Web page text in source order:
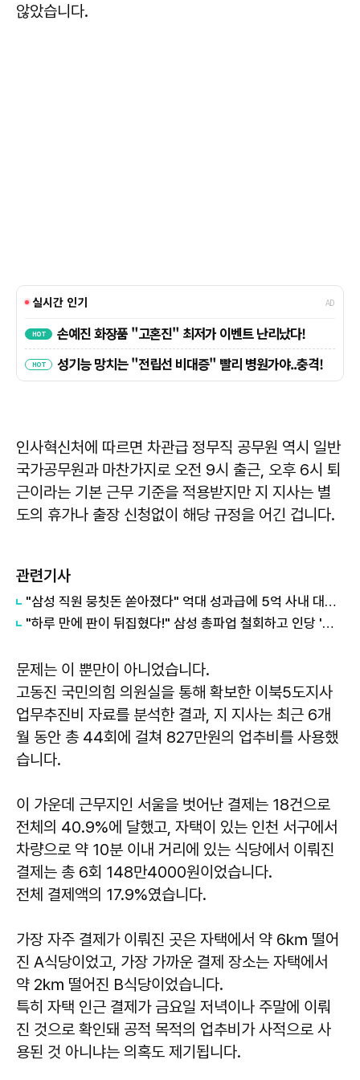
않았습니다.
인사혁신처에 따르면 차관급 정무직 공무원 역시 일반
국가공무원과 마찬가지로 오전 9시 출근, 오후 6시 퇴
근이라는 기본 근무 기준을 적용받지만 지 지사는 별
도의 휴가나 출장 신청없이 해당 규정을 어긴 겁니다.
관련기사
"삼성 직원 뭉칫돈 쏟아졌다" 억대 성과급에 5억 사내 대출까지... 경기 남부 덮친 '탈서울+셔세권' 집값 폭등의 실체
"하루 만에 판이 뒤집혔다!" 삼성 총파업 철회하고 인당 '최대 6억' 성과급 폭탄 터졌다!
문제는 이 뿐만이 아니었습니다.
고동진 국민의힘 의원실을 통해 확보한 이북5도지사
업무추진비 자료를 분석한 결과, 지 지사는 최근 6개
월 동안 총 44회에 걸쳐 827만원의 업추비를 사용했
습니다.
이 가운데 근무지인 서울을 벗어난 결제는 18건으로
전체의 40.9%에 달했고, 자택이 있는 인천 서구에서
차량으로 약 10분 이내 거리에 있는 식당에서 이뤄진
결제는 총 6회 148만4000원이었습니다.
전체 결제액의 17.9%였습니다.
가장 자주 결제가 이뤄진 곳은 자택에서 약 6㎞ 떨어
진 A식당이었고, 가장 가까운 결제 장소는 자택에서
약 2㎞ 떨어진 B식당이었습니다.
특히 자택 인근 결제가 금요일 저녁이나 주말에 이뤄
진 것으로 확인돼 공적 목적의 업추비가 사적으로 사
용된 것 아니냐는 의혹도 제기됩니다.